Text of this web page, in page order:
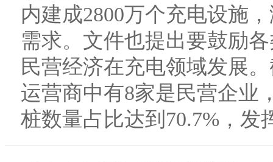
内建成2800万个充电设施
需求。文件也提出要鼓励
民营经济在充电领域发展
运营商中有8家是民营企业
桩数量占比达到70.7%，发